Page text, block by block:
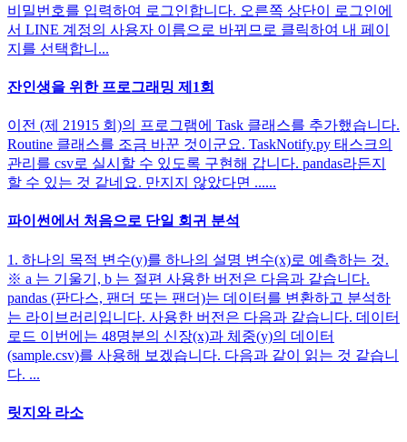
비밀번호를 입력하여 로그인합니다. 오른쪽 상단이 로그인에
서 LINE 계정의 사용자 이름으로 바뀌므로 클릭하여 내 페이
지를 선택합니...
잔인생을 위한 프로그래밍 제1회
이전 (제 21915 회)의 프로그램에 Task 클래스를 추가했습니다.
Routine 클래스를 조금 바꾼 것이군요. TaskNotify.py 태스크의
관리를 csv로 실시할 수 있도록 구현해 갑니다. pandas라든지
할 수 있는 것 같네요. 만지지 않았다면 ......
파이썬에서 처음으로 단일 회귀 분석
1. 하나의 목적 변수(y)를 하나의 설명 변수(x)로 예측하는 것.
※ a 는 기울기, b 는 절편 사용한 버전은 다음과 같습니다.
pandas (판다스, 팬더 또는 팬더)는 데이터를 변환하고 분석하
는 라이브러리입니다. 사용한 버전은 다음과 같습니다. 데이터
로드 이번에는 48명분의 신장(x)과 체중(y)의 데이터
(sample.csv)를 사용해 보겠습니다. 다음과 같이 읽는 것 같습니
다. ...
릿지와 라소